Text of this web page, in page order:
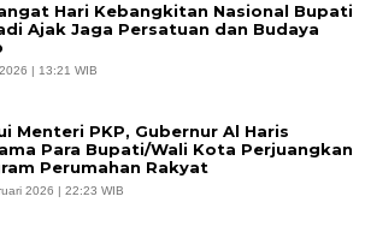
Hari Kebangkitan Nasional Bupati
Ajak Jaga Persatuan dan Budaya
| 13:21 WIB
Menteri PKP, Gubernur Al Haris
Para Bupati/Wali Kota Perjuangkan
Perumahan Rakyat
2026 | 22:23 WIB